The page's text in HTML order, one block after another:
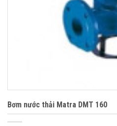
Bơm nước thải Matra DMT 160